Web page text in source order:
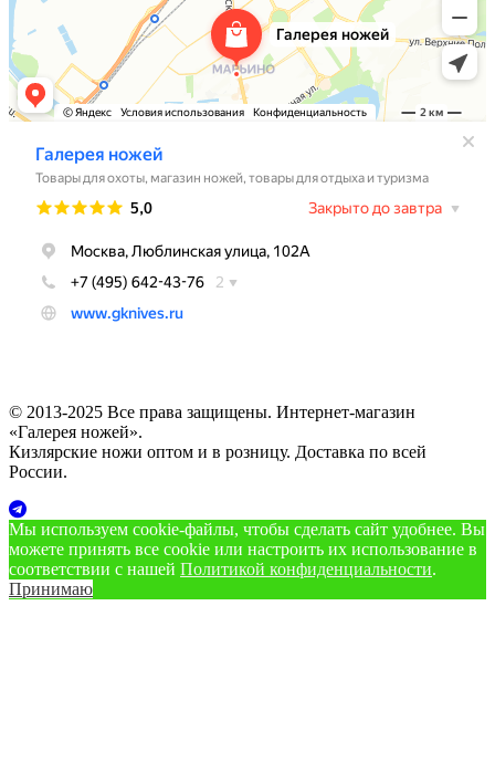
© 2013-2025 Все права защищены. Интернет-магазин
«Галерея ножей».
Кизлярские ножи оптом и в розницу. Доставка по всей
России.
Мы используем cookie‑файлы, чтобы сделать сайт удобнее. Вы
можете принять все cookie или настроить их использование в
соответствии с нашей Политикой конфиденциальности.
Принимаю